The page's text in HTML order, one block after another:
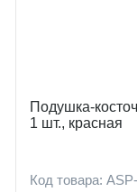
Подушка-
1 шт., красная
Код товара: